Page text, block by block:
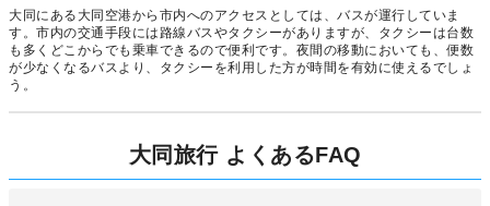
大同にある大同空港から市内へのアクセスとしては、バスが運行していま
す。市内の交通手段には路線バスやタクシーがありますが、タクシーは台数
も多くどこからでも乗車できるので便利です。夜間の移動においても、便数
が少なくなるバスより、タクシーを利用した方が時間を有効に使えるでしょ
う。
大同旅行 よくあるFAQ